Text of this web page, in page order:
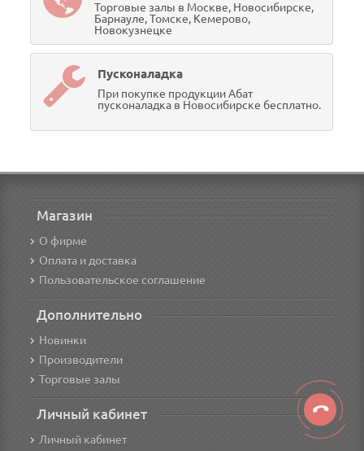
Торговые залы в Москве, Новосибирске,
Барнауле, Томске, Кемерово,
Новокузнецке
Пусконаладка
При покупке продукции Абат
пусконаладка в Новосибирске бесплатно.
Магазин
О фирме
Оплата и доставка
Пользовательское соглашение
Дополнительно
Новинки
Производители
Торговые залы
Личный кабинет
Личный кабинет